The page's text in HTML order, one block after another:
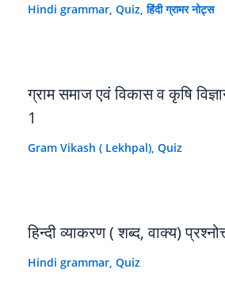
Hindi grammar Quiz ,हिंदी ग्रामर नोट्स
ग्राम समाज एवं विकास व कृषि
1
Gram Vikash ( Lekhpal) Quiz
हिन्दी व्याकरण ( शब्द, वाक्य)
Hindi grammar Quiz